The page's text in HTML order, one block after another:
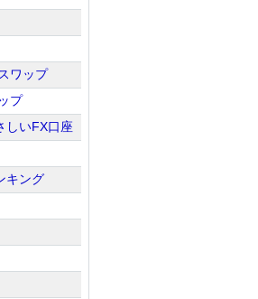
ワップ
プ
しいFX口座
キング